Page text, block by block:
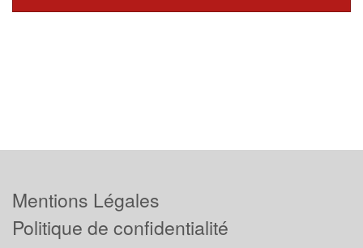
Mentions Légales
Politique de confidentialité